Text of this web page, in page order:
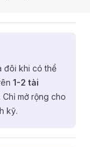
đôi khi có thể
1-2 tài
mở rộng cho
kỹ.